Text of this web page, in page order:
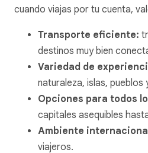
cuando viajas por tu cuenta,
Transporte eficiente:
destinos muy bien
Variedad de
naturaleza, islas, pueblos
Opciones para todos
capitales asequibles
Ambiente
viajeros.